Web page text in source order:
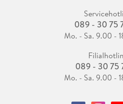
089 - 30 75
Mo. - Sa. 9.00 -
089 - 30 75
Mo. - Sa. 9.00 -